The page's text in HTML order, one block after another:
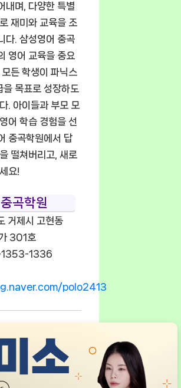
내며, 다양한 특별
재미와 교육을 조
다. 삼성영어 중곡
영어 교육을 중요
든 학생이 파닉스
을 목표로 성장하도
. 아이들과 부모 모
어 학습 경험을 선
중곡학원에서 답
떨쳐버리고, 새로
요!
곡학원
거제시 고현동
301호
1336
polo2413